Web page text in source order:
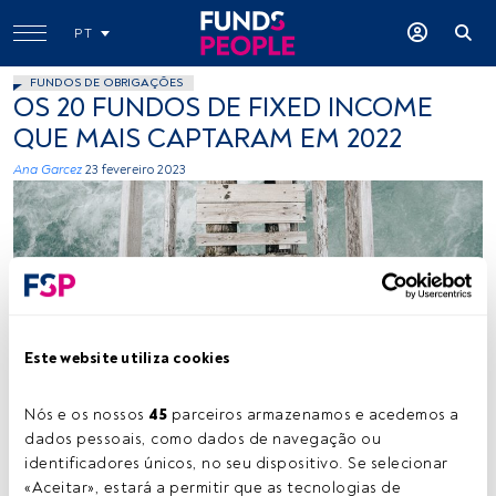
Este website utiliza cookies
Nós e os nossos 45 parceiros armazenamos e acedemos a
dados pessoais, como dados de navegação ou
identificadores únicos, no seu dispositivo. Se selecionar
«Aceitar», estará a permitir que as tecnologias de
PT
FUNDOS DE OBRIGAÇÕES
OS 20 FUNDOS DE FIXED INCOME
QUE MAIS CAPTARAM EM 2022
Ana Garcez 23 fevereiro 2023
Créditos: Benjamin Davies (Unsplash)
Tempo de leitura:2 min.